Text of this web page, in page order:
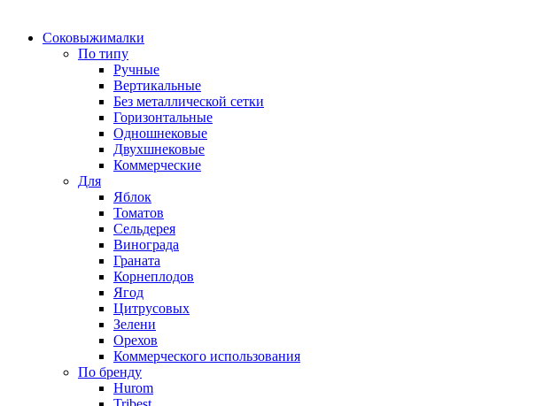
Соковыжималки
По типу
Ручные
Вертикальные
Без металлической сетки
Горизонтальные
Одношнековые
Двухшнековые
Коммерческие
Для
Яблок
Томатов
Cельдерея
Винограда
Граната
Корнеплодов
Ягод
Цитрусовых
Зелени
Орехов
Коммерческого использования
По бренду
Hurom